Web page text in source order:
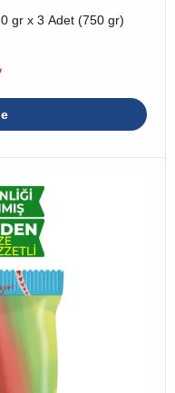
gr x 3 Adet (750 gr)